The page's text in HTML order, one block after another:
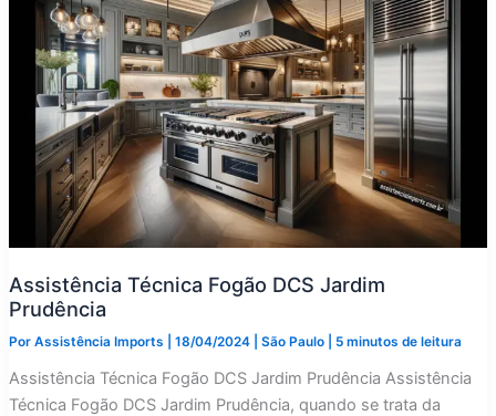
Assistência Técnica Fogão DCS Jardim
Prudência
Por Assistência Imports 18/04/2024 São Paulo| 5 minutos de leitura
Assistência Técnica Fogão DCS Jardim Prudência Assistência
Técnica Fogão DCS Jardim Prudência, quando se trata da